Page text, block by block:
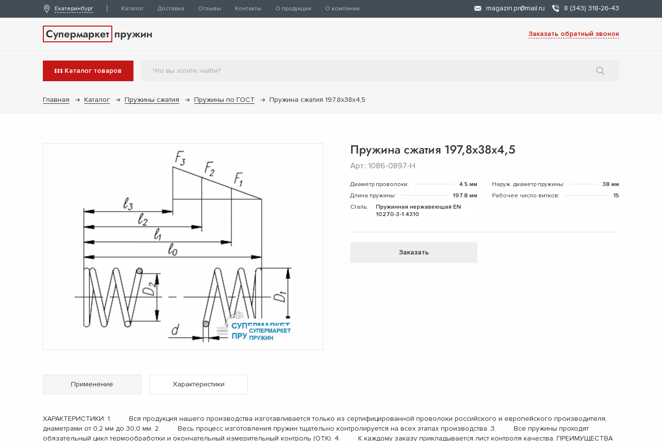
Екатеринбург Каталог Доставка Отзывы Контакты О продукции О компании magazin.pr@mail.ru 8 (343) 318-26-43
Супермаркет пружин Заказать обратный звонок
Каталог товаров
Главная Каталог Пружины сжатия Пружины по ГОСТ Пружина сжатия 197,8х38х4,5
Пружина сжатия 197,8х38х4,5
Арт.: 1086-0897-Н
Диаметр проволоки: 4.5 мм Наруж. диаметр пружины:
38 мм
Длина пружины:
197.8 мм Рабочее число витков:
15
Сталь:
Пружинная нержавеющая EN
10270-3-1.4310
Заказать
Применение Характеристики
ХАРАКТЕРИСТИКИ: 1. Вся продукция нашего производства изготавливается только из сертифицированной проволоки российского и европейского производителя,
диаметрами от 0,2 мм до 30,0 мм. 2. Весь процесс изготовления пружин тщательно контролируется на всех этапах производства. 3. Все пружины проходят
обязательный цикл термообработки и окончательный измерительный контроль (ОТК). 4. К каждому заказу прикладывается лист контроля качества. ПРЕИМУЩЕСТВА